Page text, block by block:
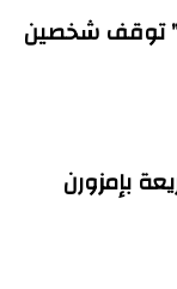
توقف شخصين
بإمزورن